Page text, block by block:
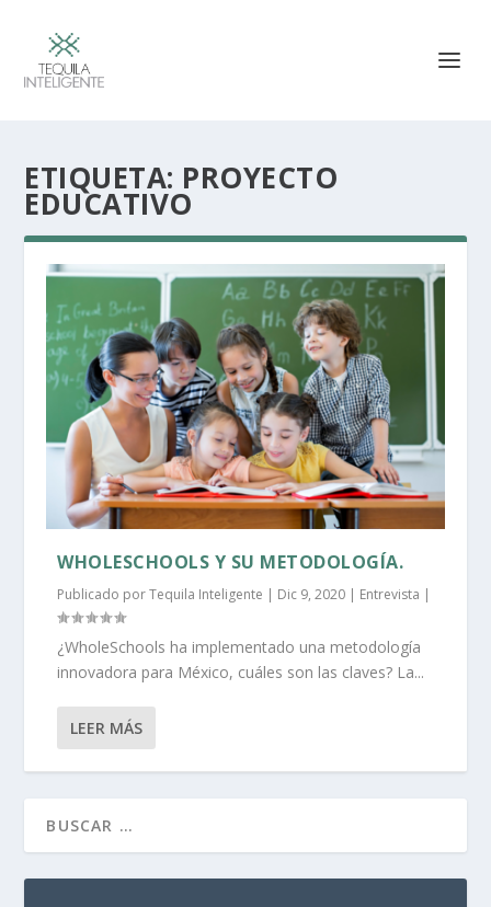
ETIQUETA: PROYECTO
EDUCATIVO
WHOLESCHOOLS Y SU METODOLOGÍA.
Publicado porTequila Inteligente | Dic 9, 2020 | Entrevista |
¿WholeSchools ha implementado una metodología
innovadora para México, cuáles son las claves? La...
LEER MÁS